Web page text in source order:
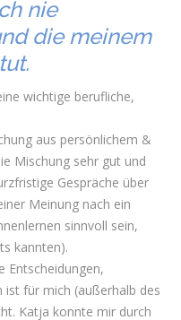
nie
die meinem
wichtige berufliche,
aus persönlichem &
Mischung sehr gut und
Gespräche über
Meinung nach ein
sinnvoll sein,
kannten).
Entscheidungen,
ist für mich (außerhalb des
Katja konnte mir durch